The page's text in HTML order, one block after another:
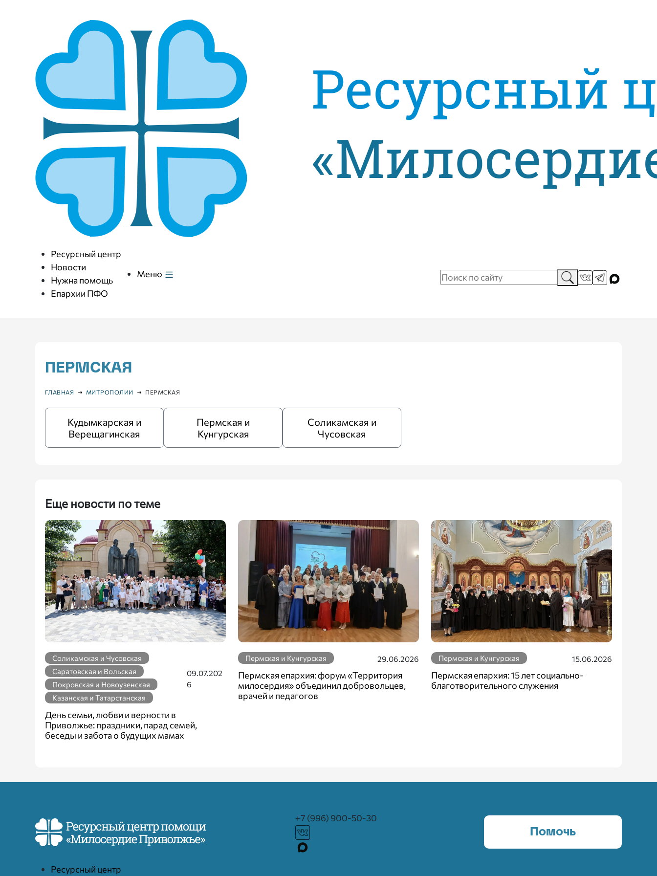
Ресурсный центр
Новости
Нужна помощь
Епархии ПФО
Меню
ПЕРМСКАЯ
ГЛАВНАЯ МИТРОПОЛИИ ПЕРМСКАЯ
Кудымкарская и
Верещагинская
Пермская и
Кунгурская
Соликамская и
Чусовская
Еще новости по теме
Соликамская и Чусовская
Саратовская и Вольская
Покровская и Новоузенская
Казанская и Татарстанская
09.07.202
6
День семьи, любви и верности в
Приволжье: праздники, парад семей,
беседы и забота о будущих мамах
Пермская и Кунгурская 29.06.2026
Пермская епархия: форум «Территория
милосердия» объединил добровольцев,
врачей и педагогов
Пермская и Кунгурская 15.06.2026
Пермская епархия: 15 лет социально-
благотворительного служения
+7 (996) 900-50-30
Помочь
Ресурcный центр